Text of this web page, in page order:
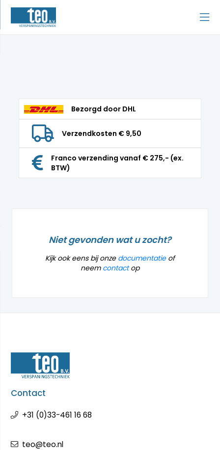
Bezorgd door DHL
Verzendkosten € 9,50
Franco verzending vanaf € 275,- (ex.
BTW)
Niet gevonden wat u zocht?
Kijk ook eens bij onze documentatieof
neem contactop
Contact
+31 (0)33-461 16 68
teo@teo.nl